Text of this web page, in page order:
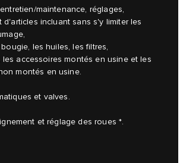
maintenance, réglages,
d'articles incluant sans s'y limiter les
les huiles, les filtres,
les accessoires montés en usine et les
montés en usine.
et valves.
et réglage des roues *.